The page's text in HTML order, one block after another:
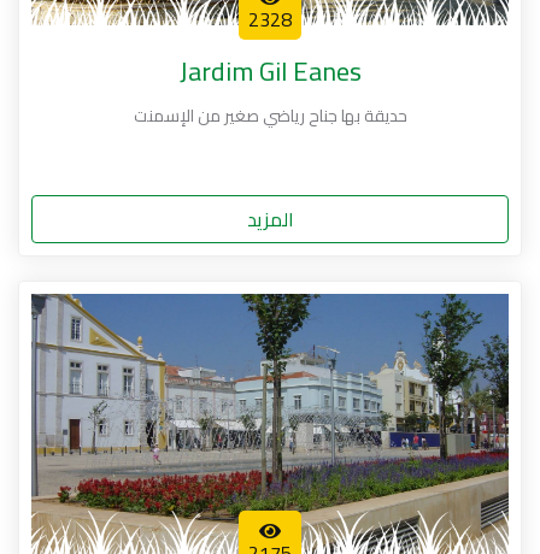
2328
Jardim Gil Eanes
حديقة بها جناح رياضي صغير من الإسمنت
المزيد